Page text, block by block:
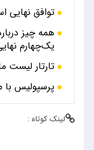
توافق نهایی
همه چیز
یک‌چهارم نهایی
تارتار لیست
پرسپولیس با
لینک کوتاه :